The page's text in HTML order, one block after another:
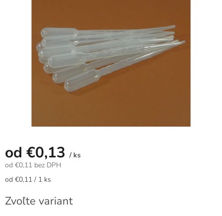
od €0,13 / ks
od €0,11 bez DPH
Jednotková
od €0,11 / 1 ks
Zvoľte variant